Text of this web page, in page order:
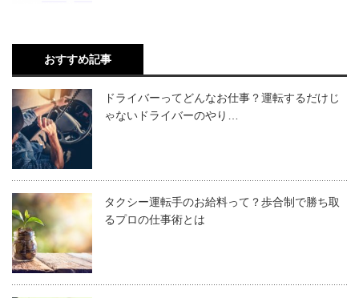
おすすめ記事
ドライバーってどんなお仕事？運転するだけじ
ゃないドライバーのやり…
タクシー運転手のお給料って？歩合制で勝ち取
るプロの仕事術とは